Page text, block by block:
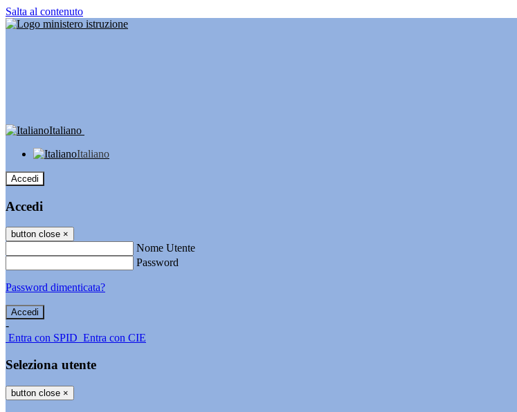
Salta al contenuto
Italiano
Italiano
Accedi
Accedi
button close ×
Nome Utente
Password
Password dimenticata?
-
Entra con SPID Entra con CIE
Seleziona utente
button close ×